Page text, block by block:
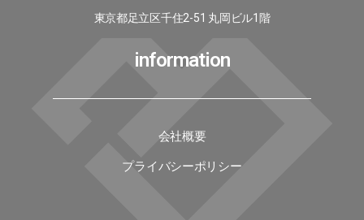
東京都足立区千住2-51 丸岡ビル1階
information
会社概要
プライバシーポリシー